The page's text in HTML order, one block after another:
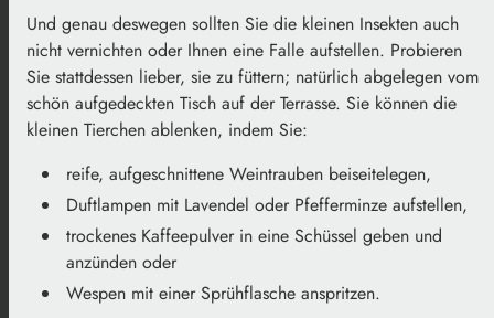
Und genau deswegen sollten Sie die kleinen Insekten auch
nicht vernichten oder Ihnen eine Falle aufstellen. Probieren
Sie stattdessen lieber, sie zu füttern; natürlich abgelegen vom
schön aufgedeckten Tisch auf der Terrasse. Sie können die
kleinen Tierchen ablenken, indem Sie:
reife, aufgeschnittene Weintrauben beiseitelegen,
Duftlampen mit Lavendel oder Pfefferminze aufstellen,
trockenes Kaffeepulver in eine Schüssel geben und
anzünden oder
Wespen mit einer Sprühflasche anspritzen.